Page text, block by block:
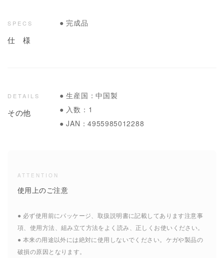
SPECS
仕 様
● 完成品
DETAILS
その他
● 生産国：中国製
● 入数：1
● JAN：4955985012288
ATTENTION
使用上のご注意
● 必ず使用前にパッケージ、取扱説明書に記載してあります注意事
項、使用方法、組み立て方法をよく読み、正しくお使いください。
● 本来の用途以外には絶対に使用しないでください。ケガや製品の
破損の原因となります。